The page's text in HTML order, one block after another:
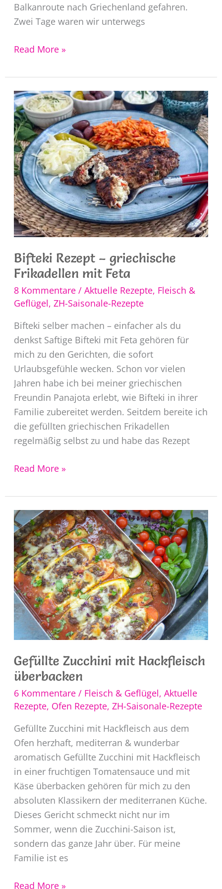
Balkanroute nach Griechenland gefahren.
Zwei Tage waren wir unterwegs
Moussaka
original
griechisch
Read More »
Bifteki Rezept – griechische
Frikadellen mit Feta
8 Kommentare / Aktuelle Rezepte, Fleisch &
Geflügel, ZH-Saisonale-Rezepte
Bifteki selber machen – einfacher als du
denkst Saftige Bifteki mit Feta gehören für
mich zu den Gerichten, die sofort
Urlaubsgefühle wecken. Schon vor vielen
Jahren habe ich bei meiner griechischen
Freundin Panajota erlebt, wie Bifteki in ihrer
Familie zubereitet werden. Seitdem bereite ich
die gefüllten griechischen Frikadellen
regelmäßig selbst zu und habe das Rezept
Bifteki
–
griechische
Frikadellen
mit
Feta
Read More »
Gefüllte Zucchini mit Hackfleisch
überbacken
6 Kommentare / Fleisch & Geflügel, Aktuelle
Rezepte, Ofen Rezepte, ZH-Saisonale-Rezepte
Gefüllte Zucchini mit Hackfleisch aus dem
Ofen herzhaft, mediterran & wunderbar
aromatisch Gefüllte Zucchini mit Hackfleisch
in einer fruchtigen Tomatensauce und mit
Käse überbacken gehören für mich zu den
absoluten Klassikern der mediterranen Küche.
Dieses Gericht schmeckt nicht nur im
Sommer, wenn die Zucchini-Saison ist,
sondern das ganze Jahr über. Für meine
Familie ist es
Gefüllte
Read More »